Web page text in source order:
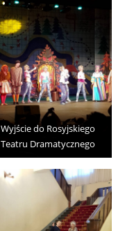
Wyjście do Rosyjskiego
Teatru Dramatycznego